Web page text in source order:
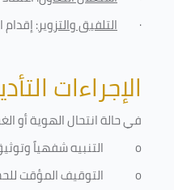
· التلفيق والتزوير:
الإجراءات
في حالة انتحال الهوية أو
o
التنبيه شفهياً
o
التوقيف المؤقت